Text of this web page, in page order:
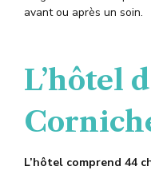
avant ou après un soin.
L’hôtel
L’hôtel comprend 44